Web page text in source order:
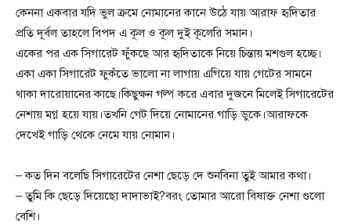
কেননা একবার যদি ভুল ক্রমে নোমানের কানে উঠে যায় আরাফ হৃদিতার
প্রতি দূর্বল তাহলে বিপদ এ কূল ও কূল দুই কূলেরি সমান।
একের পর এক সিগারেট ফুঁকছে আর হৃদিতাকে নিয়ে চিন্তায় মশগুল হচ্ছে।
একা একা সিগারেট ফুকঁতে ভালো না লাগায় এগিয়ে যায় গেটের সামনে
থাকা দারোয়ানের কাছে।কিছুক্ষন গল্প করে এবার দুজনে মিলেই সিগারেটের
নেশায় মগ্ন হয়ে যায়।তখনি গেট দিয়ে নোমানের গাড়ি ডুকে।আরাফকে
দেখেই গাড়ি থেকে নেমে যায় নোমান।
– কত দিন বলেছি সিগারেটের নেশা ছেড়ে দে শুনবিনা তুই আমার কথা।
– তুমি কি ছেড়ে দিয়েছো দাদাভাই?বরং তোমার আরো বিষাক্ত নেশা গুলো
বেশি।